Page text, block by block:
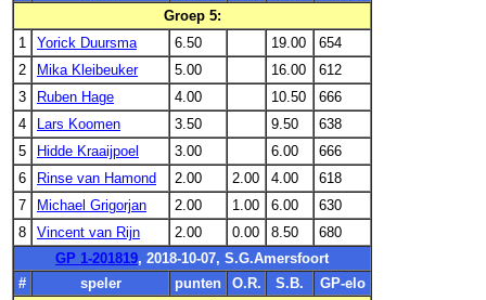
Groep 5:
1
Yorick Duursma 6.50 19.00
654
2
Mika Kleibeuker 5.00 16.00
612
3
Ruben Hage 4.00 10.50
666
4
Lars Koomen 3.50 9.50
638
5
Hidde Kraaijpoel 3.00 6.00
666
6
Rinse van Hamond 2.00 2.00 4.00
618
7
Michael Grigorjan 2.00 1.00 6.00
630
8
Vincent van Rijn 2.00 0.00 8.50
680
GP 1-201819, 2018-10-07, S.G.Amersfoort
#
speler punten O.R. S.B.
GP-elo